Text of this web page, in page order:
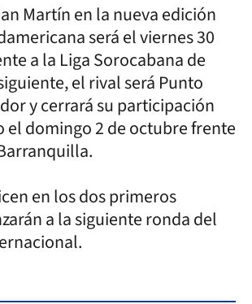
Martín en la nueva edición
será el viernes 30
a la Liga Sorocabana de
el rival será Punto
y cerrará su participación
el domingo 2 de octubre frente
en los dos primeros
a la siguiente ronda del